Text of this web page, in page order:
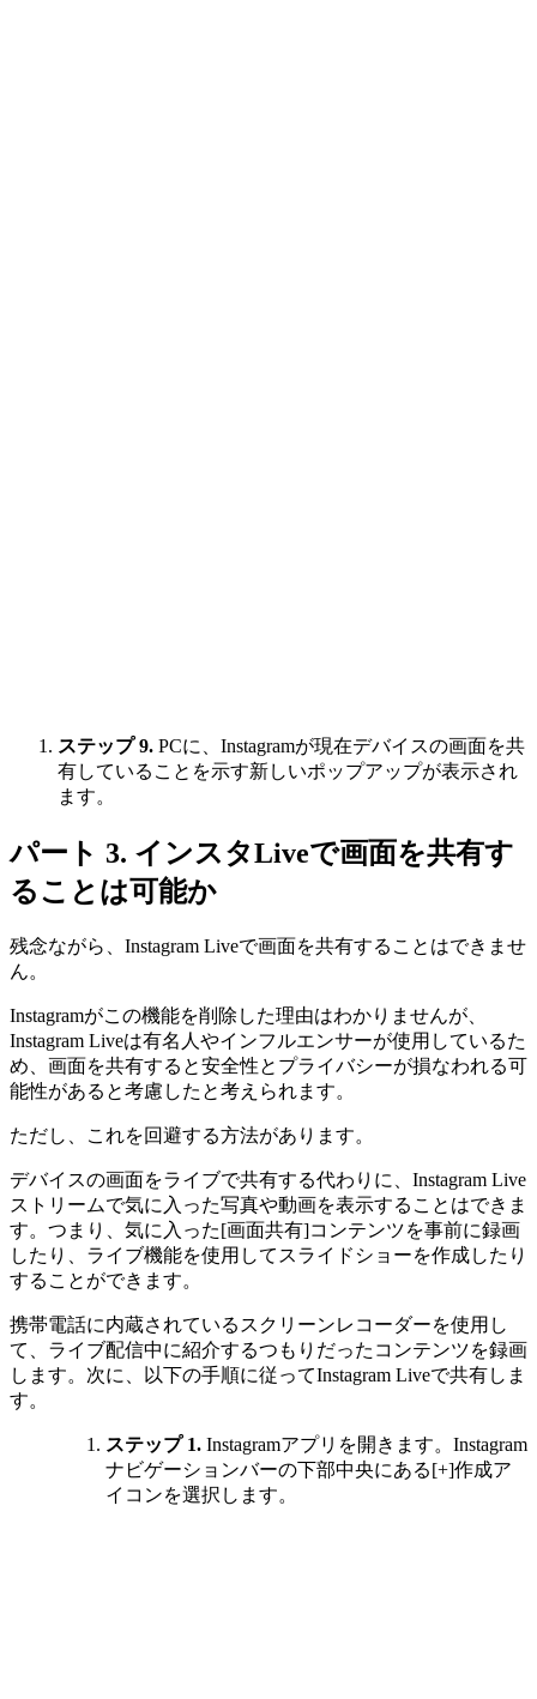
ステップ 9. PCに、Instagramが現在デバイスの画面を共
有していることを示す新しいポップアップが表示され
ます。
パート 3. インスタLiveで画面を共有す
ることは可能か
残念ながら、Instagram Liveで画面を共有することはできませ
ん。
Instagramがこの機能を削除した理由はわかりませんが、
Instagram Liveは有名人やインフルエンサーが使用しているた
め、画面を共有すると安全性とプライバシーが損なわれる可
能性があると考慮したと考えられます。
ただし、これを回避する方法があります。
デバイスの画面をライブで共有する代わりに、Instagram Live
ストリームで気に入った写真や動画を表示することはできま
す。つまり、気に入った[画面共有]コンテンツを事前に録画
したり、ライブ機能を使用してスライドショーを作成したり
することができます。
携帯電話に内蔵されているスクリーンレコーダーを使用し
て、ライブ配信中に紹介するつもりだったコンテンツを録画
します。次に、以下の手順に従ってInstagram Liveで共有しま
す。
ステップ 1. Instagramアプリを開きます。Instagram
ナビゲーションバーの下部中央にある[+]作成ア
イコンを選択します。